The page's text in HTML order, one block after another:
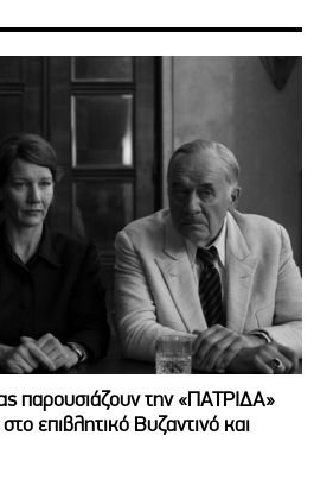
παρουσιάζουν την «ΠΑΤΡΙΔΑ»
επιβλητικό Βυζαντινό και